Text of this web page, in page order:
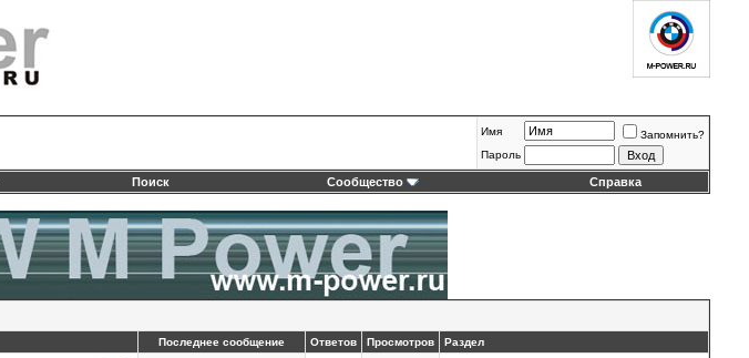
Имя
Запомнить?
Пароль
Поиск Сообщество Справка
Последнее сообщение Ответов Просмотров Раздел